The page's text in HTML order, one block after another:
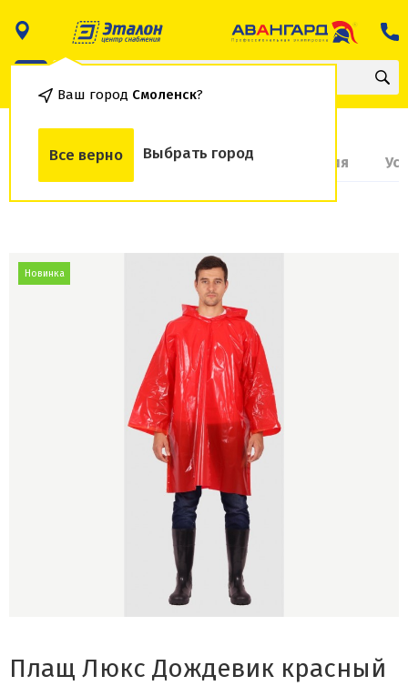
Ваш город Смоленск?
Все верно Выбрать город
О товаре Доставка и оплата Гарантия
Новинка
Плащ Люкс Дождевик красный